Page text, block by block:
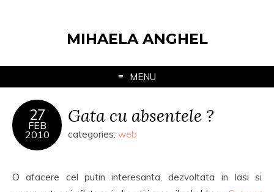
MIHAELA ANGHEL
MENU
27
FEB
2010
Gata cu absentele ?
categories: web
O afacere cel putin interesanta, dezvoltata in Iasi si